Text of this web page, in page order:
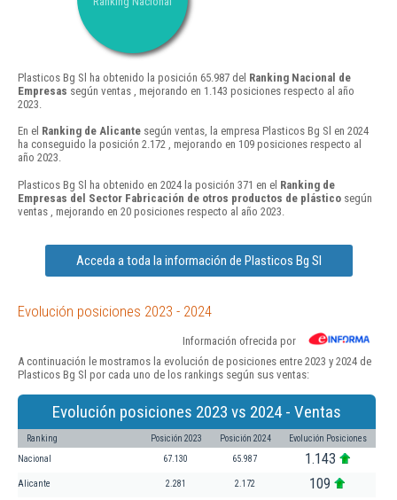
Plasticos Bg Sl ha obtenido la posición 65.987 del Ranking Nacional de
Empresas según ventas , mejorando en 1.143 posiciones respecto al año
2023.
En el Ranking de Alicante según ventas, la empresa Plasticos Bg Sl en 2024
ha conseguido la posición 2.172 , mejorando en 109 posiciones respecto al
año 2023.
Plasticos Bg Sl ha obtenido en 2024 la posición 371 en el Ranking de
Empresas del Sector Fabricación de otros productos de plástico según
ventas , mejorando en 20 posiciones respecto al año 2023.
Acceda a toda la información de Plasticos Bg Sl
Evolución posiciones 2023 - 2024
Información ofrecida por
A continuación le mostramos la evolución de posiciones entre 2023 y 2024 de
Plasticos Bg Sl por cada uno de los rankings según sus ventas:
Evolución posiciones 2023 vs 2024 - Ventas
Ranking Posición 2023 Posición 2024 Evolución Posiciones
Nacional 67.130 65.987 1.143
Alicante 2.281 2.172 109